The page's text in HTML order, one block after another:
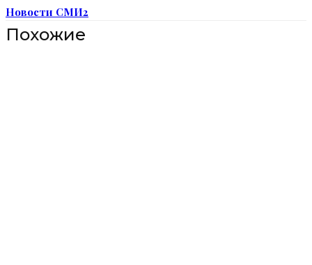
Новости СМИ2
Похожие